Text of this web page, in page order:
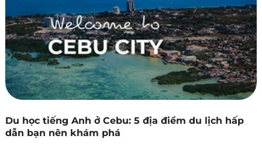
Du học tiếng Anh ở Cebu: 5 địa điểm du lịch hấp
dẫn bạn nên khám phá